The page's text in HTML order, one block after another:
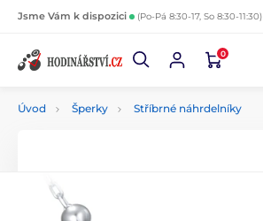
Jsme Vám k dispozici (Po-Pá 8:30-17, So 8:30-11:30)
0
Úvod Šperky Stříbrné náhrdelníky